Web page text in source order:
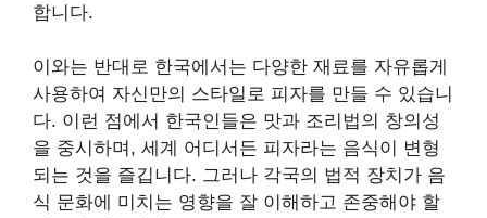
합니다.
이와는 반대로 한국에서는 다양한 재료를 자유롭게
사용하여 자신만의 스타일로 피자를 만들 수 있습니
다. 이런 점에서 한국인들은 맛과 조리법의 창의성
을 중시하며, 세계 어디서든 피자라는 음식이 변형
되는 것을 즐깁니다. 그러나 각국의 법적 장치가 음
식 문화에 미치는 영향을 잘 이해하고 존중해야 할